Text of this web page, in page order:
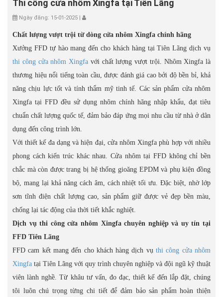
Thi công cửa nhôm Xingfa tại Tiên Lãng
Ngày đăng: 15-01-2025 |
Chất lượng vượt trội từ dòng cửa nhôm Xingfa chính hãng
Xưởng FFD tự hào mang đến cho khách hàng tại Tiên Lãng dịch vụ
thi công cửa nhôm Xingfa với chất lượng vượt trội. Nhôm Xingfa là
thương hiệu nổi tiếng toàn cầu, được đánh giá cao bởi độ bền bỉ, khả
năng chịu lực tốt và tính thẩm mỹ tinh tế. Các sản phẩm cửa nhôm
Xingfa tại FFD đều sử dụng nhôm chính hãng nhập khẩu, đạt tiêu
chuẩn chất lượng quốc tế, đảm bảo đáp ứng mọi nhu cầu từ nhà ở dân
dụng đến công trình lớn.
Với thiết kế đa dạng và hiện đại, cửa nhôm Xingfa phù hợp với nhiều
phong cách kiến trúc khác nhau. Cửa nhôm tại FFD không chỉ bền
chắc mà còn được trang bị hệ thống gioăng EPDM và phụ kiện đồng
bộ, mang lại khả năng cách âm, cách nhiệt tối ưu. Đặc biệt, nhờ lớp
sơn tĩnh điện chất lượng cao, sản phẩm giữ được vẻ đẹp bền màu,
chống lại tác động của thời tiết khắc nghiệt.
Dịch vụ thi công cửa nhôm Xingfa chuyên nghiệp và uy tín tại
FFD Tiên Lãng
FFD cam kết mang đến cho khách hàng dịch vụthi công cửa nhôm
Xingfa tại Tiên Lãng với quy trình chuyên nghiệp và đội ngũ kỹ thuật
viên lành nghề. Từ khâu tư vấn, đo đạc, thiết kế đến lắp đặt, chúng
tôi luôn chú trọng từng chi tiết để đảm bảo sản phẩm hoàn thiện